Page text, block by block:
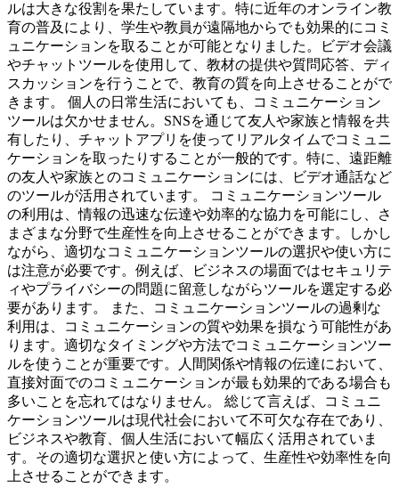
ルは大きな役割を果たしています。特に近年のオンライン教
育の普及により、学生や教員が遠隔地からでも効果的にコミ
ュニケーションを取ることが可能となりました。ビデオ会議
やチャットツールを使用して、教材の提供や質問応答、ディ
スカッションを行うことで、教育の質を向上させることがで
きます。 個人の日常生活においても、コミュニケーション
ツールは欠かせません。SNSを通じて友人や家族と情報を共
有したり、チャットアプリを使ってリアルタイムでコミュニ
ケーションを取ったりすることが一般的です。特に、遠距離
の友人や家族とのコミュニケーションには、ビデオ通話など
のツールが活用されています。 コミュニケーションツール
の利用は、情報の迅速な伝達や効率的な協力を可能にし、さ
まざまな分野で生産性を向上させることができます。しかし
ながら、適切なコミュニケーションツールの選択や使い方に
は注意が必要です。例えば、ビジネスの場面ではセキュリテ
ィやプライバシーの問題に留意しながらツールを選定する必
要があります。 また、コミュニケーションツールの過剰な
利用は、コミュニケーションの質や効果を損なう可能性があ
ります。適切なタイミングや方法でコミュニケーションツー
ルを使うことが重要です。人間関係や情報の伝達において、
直接対面でのコミュニケーションが最も効果的である場合も
多いことを忘れてはなりません。 総じて言えば、コミュニ
ケーションツールは現代社会において不可欠な存在であり、
ビジネスや教育、個人生活において幅広く活用されていま
す。その適切な選択と使い方によって、生産性や効率性を向
上させることができます。